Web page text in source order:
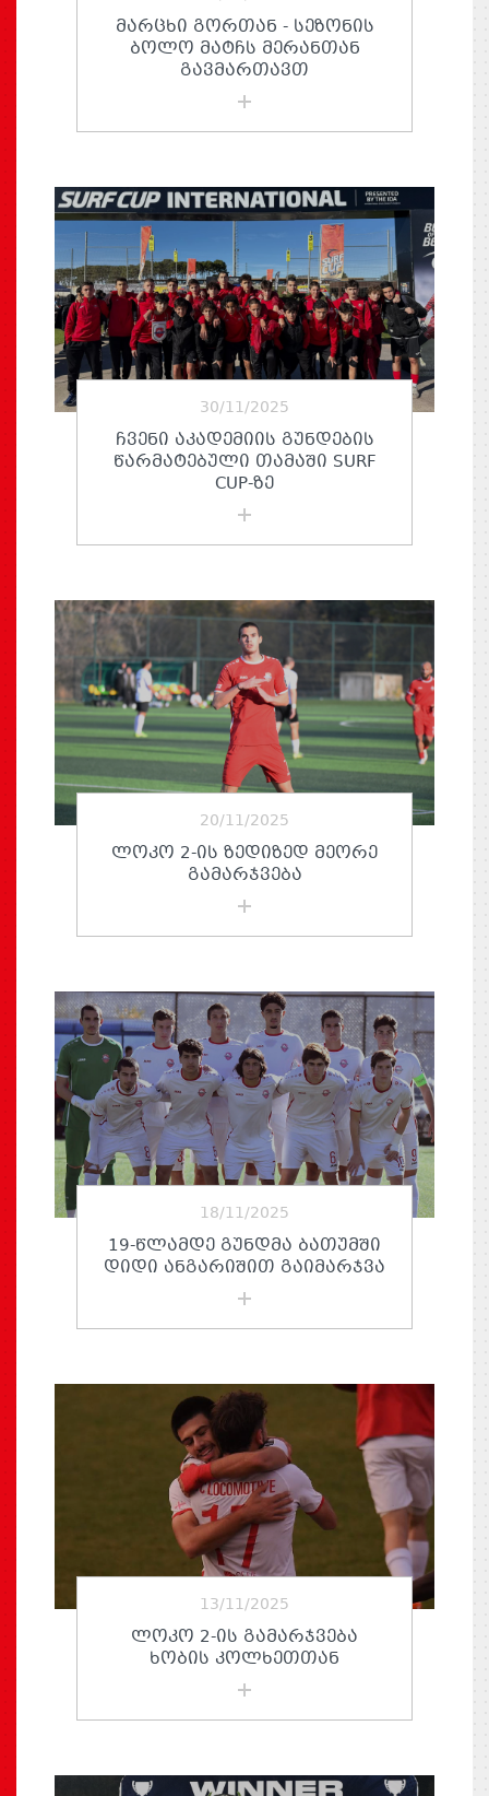
ᲛᲐᲠᲪᲮᲘ ᲒᲝᲠᲗᲐᲜ - ᲡᲔᲖᲝᲜᲘᲡ
ᲑᲝᲚᲝ ᲛᲐᲢᲩᲡ ᲛᲔᲠᲐᲜᲗᲐᲜ
ᲒᲐᲕᲛᲐᲠᲗᲐᲕᲗ
30/11/2025
ᲩᲕᲔᲜᲘ ᲐᲙᲐᲓᲔᲛᲘᲘᲡ ᲒᲣᲜᲓᲔᲑᲘᲡ
ᲬᲐᲠᲛᲐᲢᲔᲑᲣᲚᲘ ᲗᲐᲛᲐᲨᲘ SURF
CUP-ᲖᲔ
20/11/2025
ᲚᲝᲙᲝ 2-ᲘᲡ ᲖᲔᲓᲘᲖᲔᲓ ᲛᲔᲝᲠᲔ
ᲒᲐᲛᲐᲠᲯᲕᲔᲑᲐ
18/11/2025
19-ᲬᲚᲐᲛᲓᲔ ᲒᲣᲜᲓᲛᲐ ᲑᲐᲗᲣᲛᲨᲘ
ᲓᲘᲓᲘ ᲐᲜᲒᲐᲠᲘᲨᲘᲗ ᲒᲐᲘᲛᲐᲠᲯᲕᲐ
13/11/2025
ᲚᲝᲙᲝ 2-ᲘᲡ ᲒᲐᲛᲐᲠᲯᲕᲔᲑᲐ
ᲮᲝᲑᲘᲡ ᲙᲝᲚᲮᲔᲗᲗᲐᲜ